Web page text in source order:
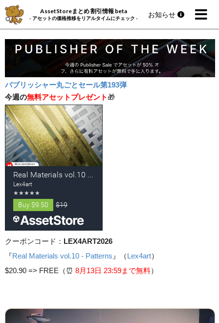
AssetStoreまとめ 割引情報 beta
- アセットの価格推移をリアルタイムにチェック - お知らせ
パブリッシャー丸ごとセール第193弾
今週の無料アセットプレゼント 🎁
クーポンコード： LEX4ART2026
『Real Materials vol.10 - Patterns 』（Lex4art）
$20.90 => FREE（⏰️ 8月13日 23:59まで無料）